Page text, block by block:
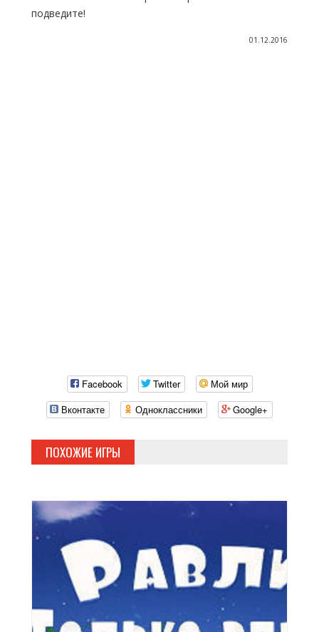
подведите!
01.12.2016
Facebook Twitter
Мой мир
Вконтакте
Одноклассники Google+
ПОХОЖИЕ ИГРЫ